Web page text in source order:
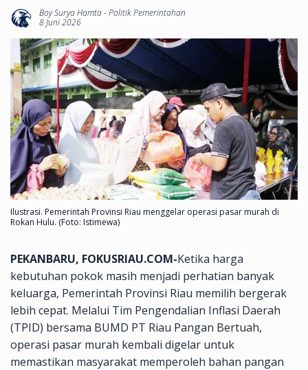
Boy Surya Hamta-Politik Pemerintahan
8 Juni 2026
Ilustrasi. Pemerintah Provinsi Riau menggelar operasi pasar murah di
Rokan Hulu. (Foto: Istimewa)
PEKANBARU, FOKUSRIAU.COM-Ketika harga
kebutuhan pokok masih menjadi perhatian banyak
keluarga, Pemerintah Provinsi Riau memilih bergerak
lebih cepat. Melalui Tim Pengendalian Inflasi Daerah
(TPID) bersama BUMD PT Riau Pangan Bertuah,
operasi pasar murah kembali digelar untuk
memastikan masyarakat memperoleh bahan pangan